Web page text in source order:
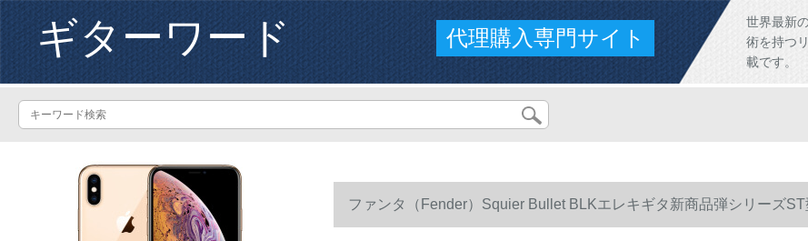
ギターワード 代理購入専門サイト
世界最新
術を持つ
載です。
ファンタ（Fender）Squier Bullet BLKエレキギタ新商品弾シリーズ